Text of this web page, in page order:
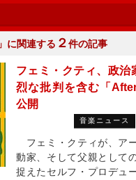
」に関連する ２件の記事
フェミ・クティ、政治
烈な批判を含む「
公開
音楽ニュース
フェミ・クティが、ア
動家、そして父親として
捉えたセルフ・プロデュ